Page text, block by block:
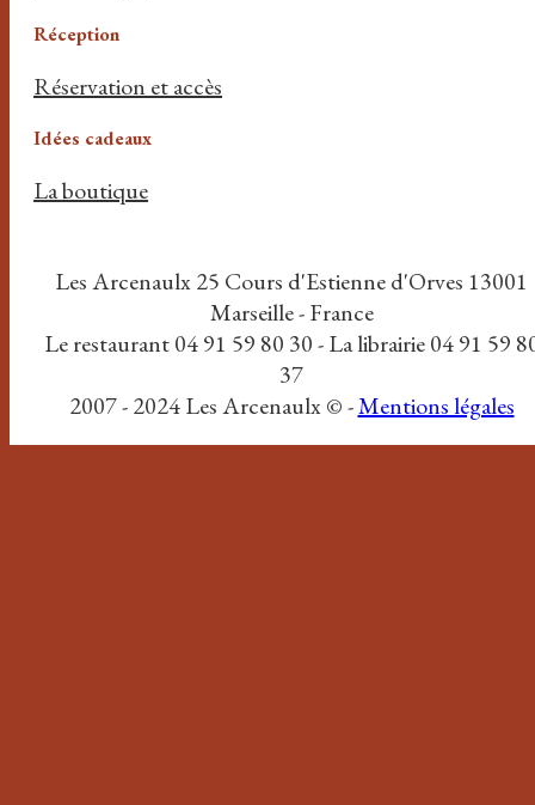
Réception
Réservation et accès
Idées cadeaux
La boutique
Les Arcenaulx 25 Cours d'Estienne d'Orves 13001
Marseille - France
Le restaurant 04 91 59 80 30 - La librairie 04 91 59
37
2007 - 2024 Les Arcenaulx © -Mentions légales